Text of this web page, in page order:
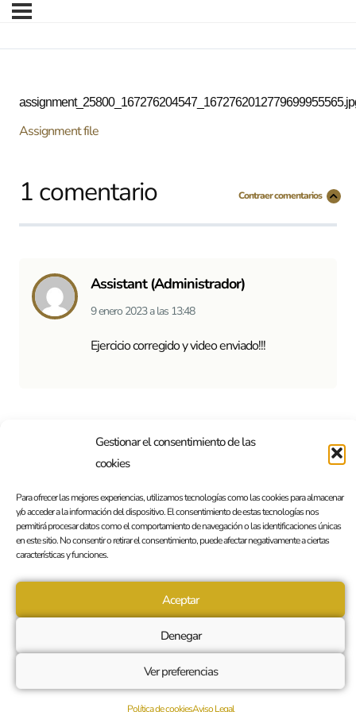
Gestionar el consentimiento de las
cookies
Para ofrecer las mejores experiencias, utilizamos tecnologías como las cookies para almacenar
y/o acceder a la información del dispositivo. El consentimiento de estas tecnologías nos
permitirá procesar datos como el comportamiento de navegación o las identificaciones únicas
en este sitio. No consentir o retirar el consentimiento, puede afectar negativamente a ciertas
características y funciones.
Aceptar
Denegar
Ver preferencias
Política de cookiesAviso Legal
Assignment file
1 comentario Contraer comentarios
Assistant (Administrador)
9 enero 2023a las 13:48
Ejercicio corregido y video enviado!!!
Deja un comentario
Lo siento, debes estarconectadopara publicar un
comentario.